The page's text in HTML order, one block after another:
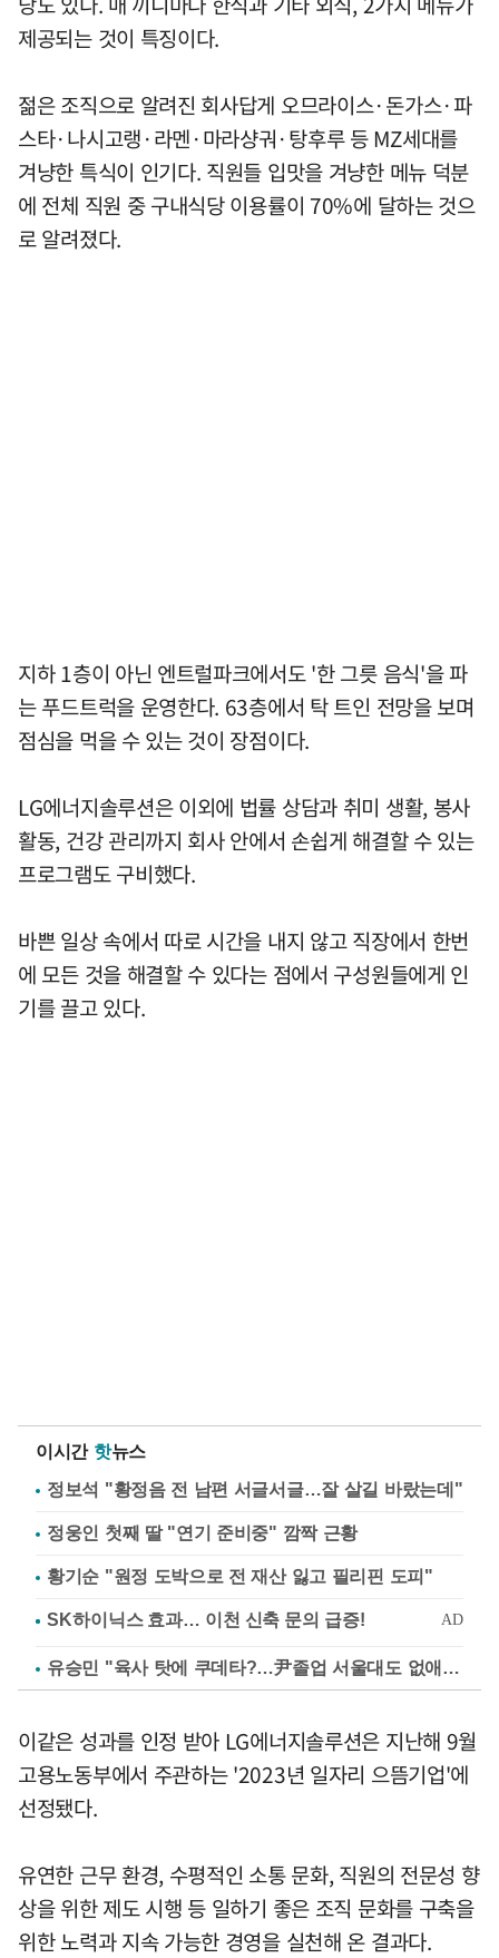
제공되는 것이 특징이다.
젊은 조직으로 알려진 회사답게 오므라이스·돈가스·파
스타·나시고랭·라멘·마라샹궈·탕후루 등 MZ세대를
겨냥한 특식이 인기다. 직원들 입맛을 겨냥한 메뉴 덕분
에 전체 직원 중 구내식당 이용률이 70%에 달하는 것으
로 알려졌다.
지하 1층이 아닌 엔트럴파크에서도 '한 그릇 음식'을 파
는 푸드트럭을 운영한다. 63층에서 탁 트인 전망을 보며
점심을 먹을 수 있는 것이 장점이다.
LG에너지솔루션은 이외에 법률 상담과 취미 생활, 봉사
활동, 건강 관리까지 회사 안에서 손쉽게 해결할 수 있는
프로그램도 구비했다.
바쁜 일상 속에서 따로 시간을 내지 않고 직장에서 한번
에 모든 것을 해결할 수 있다는 점에서 구성원들에게 인
기를 끌고 있다.
이시간 핫뉴스
정보석 "황정음 전 남편 서글서글…잘 살길 바랐는데"
정웅인 첫째 딸 "연기 준비중" 깜짝 근황
황기순 "원정 도박으로 전 재산 잃고 필리핀 도피"
유승민 "육사 탓에 쿠데타?…尹졸업 서울대도 없애나"
이같은 성과를 인정 받아 LG에너지솔루션은 지난해 9월
고용노동부에서 주관하는 '2023년 일자리 으뜸기업'에
선정됐다.
유연한 근무 환경, 수평적인 소통 문화, 직원의 전문성 향
상을 위한 제도 시행 등 일하기 좋은 조직 문화를 구축을
위한 노력과 지속 가능한 경영을 실천해 온 결과다.